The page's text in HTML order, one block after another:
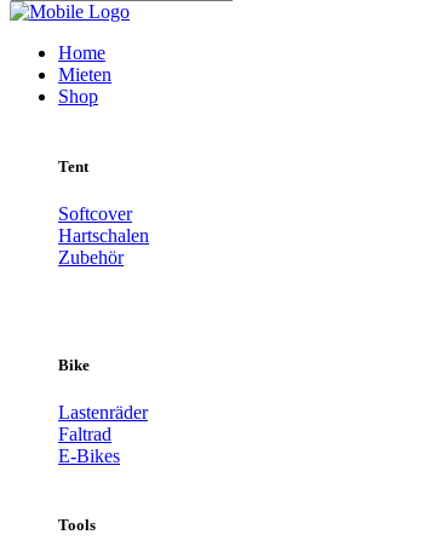
Home
Mieten
Shop
Tent
Softcover
Hartschalen
Zubehör
Bike
Lastenräder
Faltrad
E-Bikes
Tools